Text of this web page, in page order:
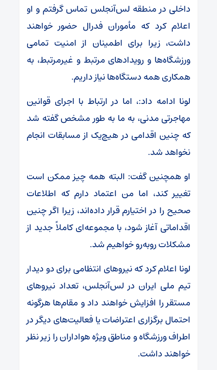
داخلی در منطقه لس‌آنجلس تماس گرفتم و او
اعلام کرد که مأموران فدرال حضور خواهند
داشت، زیرا برای اطمینان از امنیت تمامی
ورزشگاه‌ها و رویداد‌های مرتبط و غیرمرتبط، به
همکاری همه دستگاه‌ها نیاز داریم.
لونا ادامه داد:، اما در ارتباط با اجرای قوانین
مهاجرتی مدنی، به ما به طور مشخص گفته شد
که چنین اقدامی در هیچ‌یک از مسابقات انجام
نخواهد شد.
او همچنین گفت: البته همه چیز ممکن است
تغییر کند، اما من اعتماد دارم که اطلاعات
صحیح را در اختیارم قرار داده‌اند، زیرا اگر چنین
اقداماتی آغاز شود، با مجموعه‌ای کاملاً جدید از
مشکلات روبه‌رو خواهیم شد.
لونا اعلام کرد که نیرو‌های انتظامی برای دو دیدار
تیم ملی ایران در لس‌آنجلس، تعداد نیرو‌های
مستقر را افزایش خواهند داد و مقام‌ها هرگونه
احتمال برگزاری اعتراضات یا فعالیت‌های دیگر در
اطراف ورزشگاه و مناطق ویژه هواداران را زیر نظر
خواهند داشت.